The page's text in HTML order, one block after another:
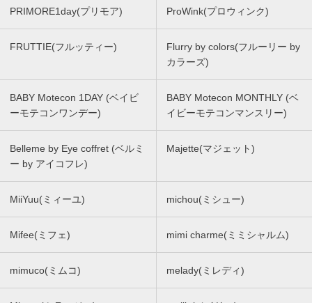
PRIMORE1day(プリモア) ProWink(プロウィンク)
FRUTTIE(フルッティー)
Flurry by colors(フルーリー by
カラーズ)
BABY Motecon 1DAY (ベイビ
ーモテコンワンデー)
BABY Motecon MONTHLY (ベ
イビーモテコンマンスリー)
Belleme by Eye coffret (ベルミ
ー by アイコフレ)
Majette(マジェット)
MiiYuu(ミィーユ) michou(ミシュー)
Mifee(ミフェ) mimi charme(ミミシャルム)
mimuco(ミムコ) melady(ミレディ)